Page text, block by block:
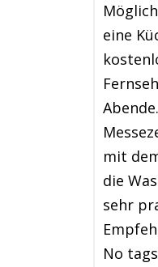
eine
mit
die
sehr
No